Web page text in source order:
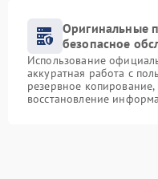
Оригинальные
безопасное
Использование
аккуратная работа с
резервное
восстановление